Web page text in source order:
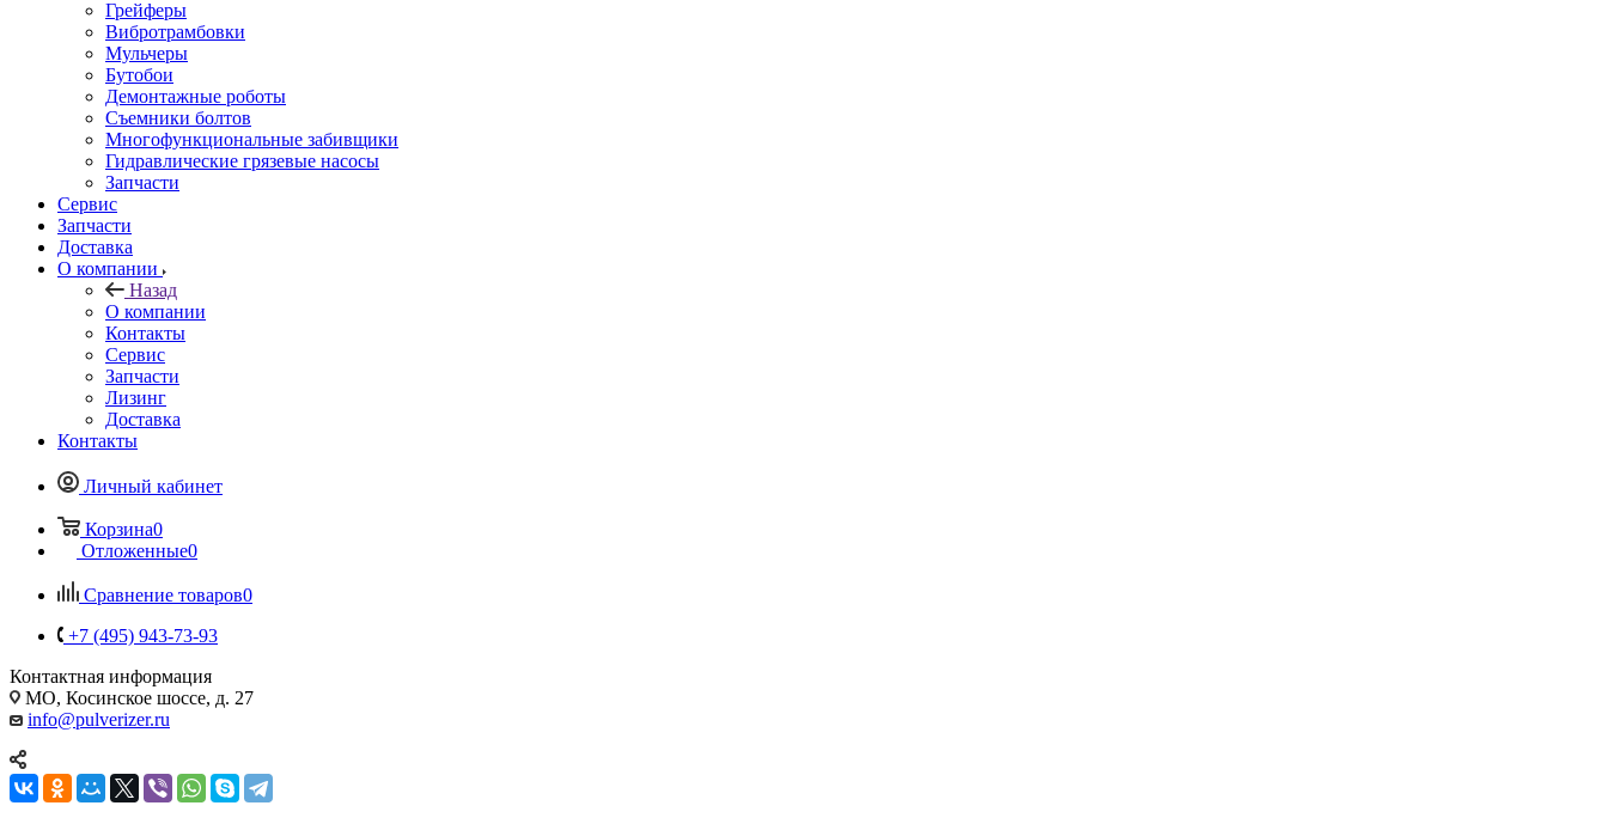
Грейферы
Вибротрамбовки
Мульчеры
Бутобои
Демонтажные роботы
Съемники болтов
Многофункциональные забивщики
Гидравлические грязевые насосы
Запчасти
Сервис
Запчасти
Доставка
О компании
Назад
О компании
Контакты
Сервис
Запчасти
Лизинг
Доставка
Контакты
Личный кабинет
Корзина0
Отложенные0
Сравнение товаров0
+7 (495) 943-73-93
Контактная информация
МО, Косинское шоссе, д. 27
info@pulverizer.ru